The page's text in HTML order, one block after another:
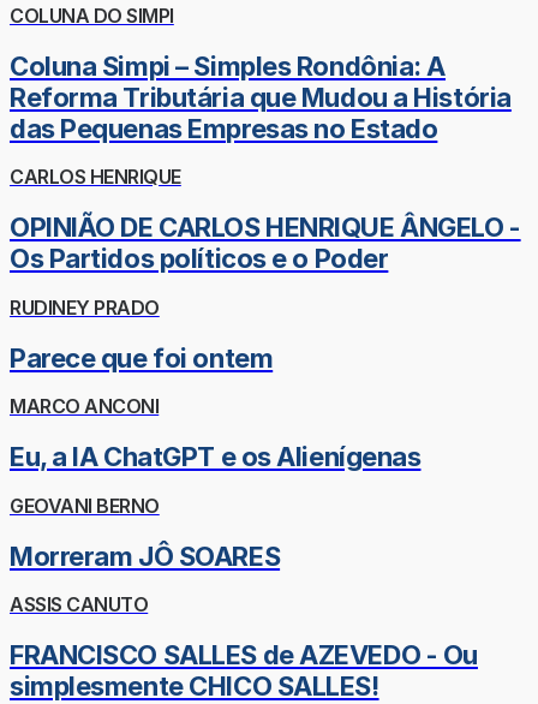
COLUNA DO SIMPI
Coluna Simpi – Simples Rondônia: A
Reforma Tributária que Mudou a História
das Pequenas Empresas no Estado
CARLOS HENRIQUE
OPINIÃO DE CARLOS HENRIQUE ÂNGELO -
Os Partidos políticos e o Poder
RUDINEY PRADO
Parece que foi ontem
MARCO ANCONI
Eu, a IA ChatGPT e os Alienígenas
GEOVANI BERNO
Morreram JÔ SOARES
ASSIS CANUTO
FRANCISCO SALLES de AZEVEDO - Ou
simplesmente CHICO SALLES!